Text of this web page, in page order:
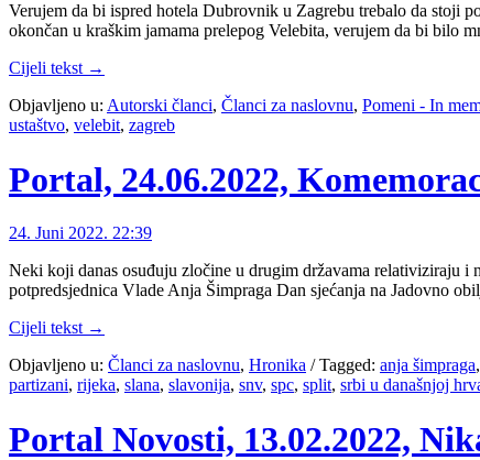
Verujem da bi ispred hotela Dubrovnik u Zagrebu trebalo da stoji
okončan u kraškim jamama prelepog Velebita, verujem da bi bilo
Cijeli tekst →
Objavljeno u: Autorski članci, Članci za naslovnu, Pomeni - In
ustaštvo, velebit, zagreb
Portal, 24.06.2022,
24. Juni 2022. 22:39
Neki koji danas osuđuju zločine u drugim državama relativiziraju
potpredsjednica Vlade Anja Šimpraga Dan sjećanja na Jadovno
Cijeli tekst →
Objavljeno u: Članci za naslovnu, Hronika /Tagged: anja šimpraga,
partizani, rijeka, slana, slavonija, snv, spc, split, srbi u današnjoj
Portal Novosti, 13.02.2022,